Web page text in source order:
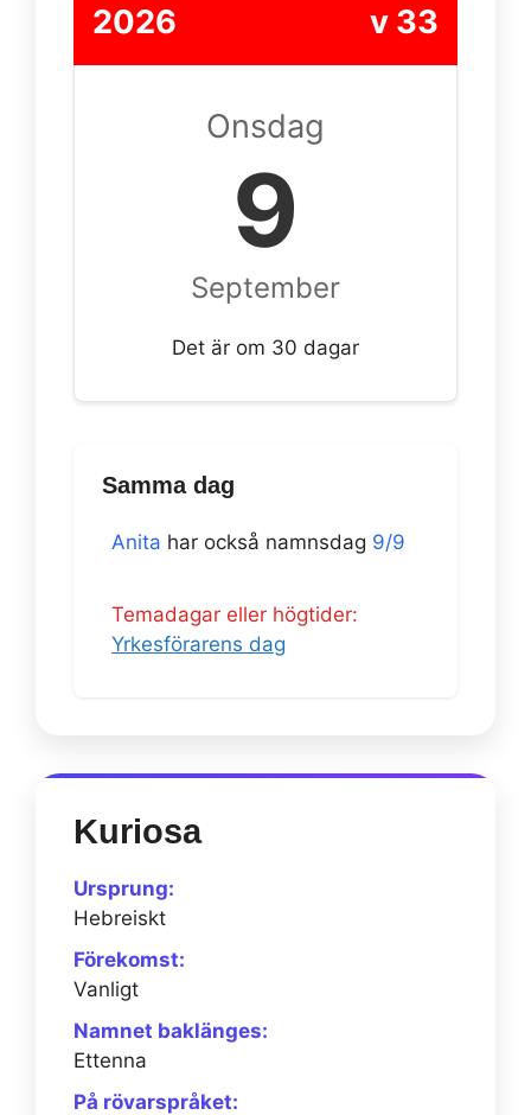
2026 v 33
Onsdag
9
September
Det är om 30 dagar
Samma dag
Anita har också namnsdag 9/9
Temadagar eller högtider:
Yrkesförarens dag
Kuriosa
Ursprung:
Hebreiskt
Förekomst:
Vanligt
Namnet baklänges:
Ettenna
På rövarspråket: